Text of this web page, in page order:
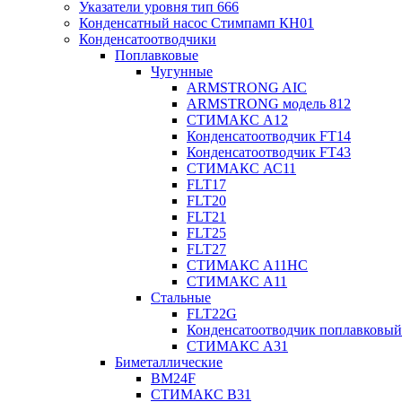
Указатели уровня тип 666
Конденсатный насос Стимпамп КН01
Конденсатоотводчики
Поплавковые
Чугунные
ARMSTRONG AIC
ARMSTRONG модель 812
СТИМАКС А12
Конденсатоотводчик FT14
Конденсатоотводчик FT43
СТИМАКС АС11
FLT17
FLT20
FLT21
FLT25
FLT27
СТИМАКС А11HC
СТИМАКС А11
Стальные
FLT22G
Конденсатоотводчик
СТИМАКС А31
Биметаллические
BM24F
СТИМАКС B31